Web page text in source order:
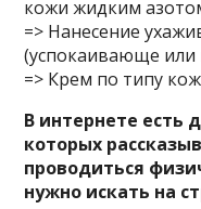
кожи жидким
=> Нанесение
(успокаивающе или
=> Крем по типу
В интернете есть
которых
проводиться
нужно искать на